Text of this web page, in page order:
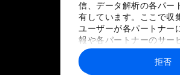
信、データ解析の各パー
有しています。ここで収
ユーザーが各パートナー
報や各パートナーのサー
に収集された情報と組み
トナーによって使用され
拒否
プライバシーポリシーと利